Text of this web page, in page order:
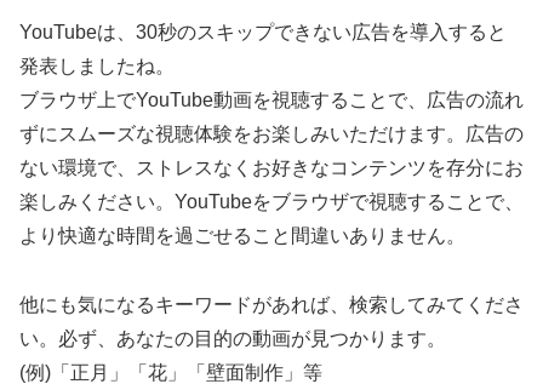
YouTubeは、30秒のスキップできない広告を導入すると
発表しましたね。
ブラウザ上でYouTube動画を視聴することで、広告の流れ
ずにスムーズな視聴体験をお楽しみいただけます。広告の
ない環境で、ストレスなくお好きなコンテンツを存分にお
楽しみください。YouTubeをブラウザで視聴することで、
より快適な時間を過ごせること間違いありません。
他にも気になるキーワードがあれば、検索してみてくださ
い。必ず、あなたの目的の動画が見つかります。
(例)「正月」「花」「壁面制作」等